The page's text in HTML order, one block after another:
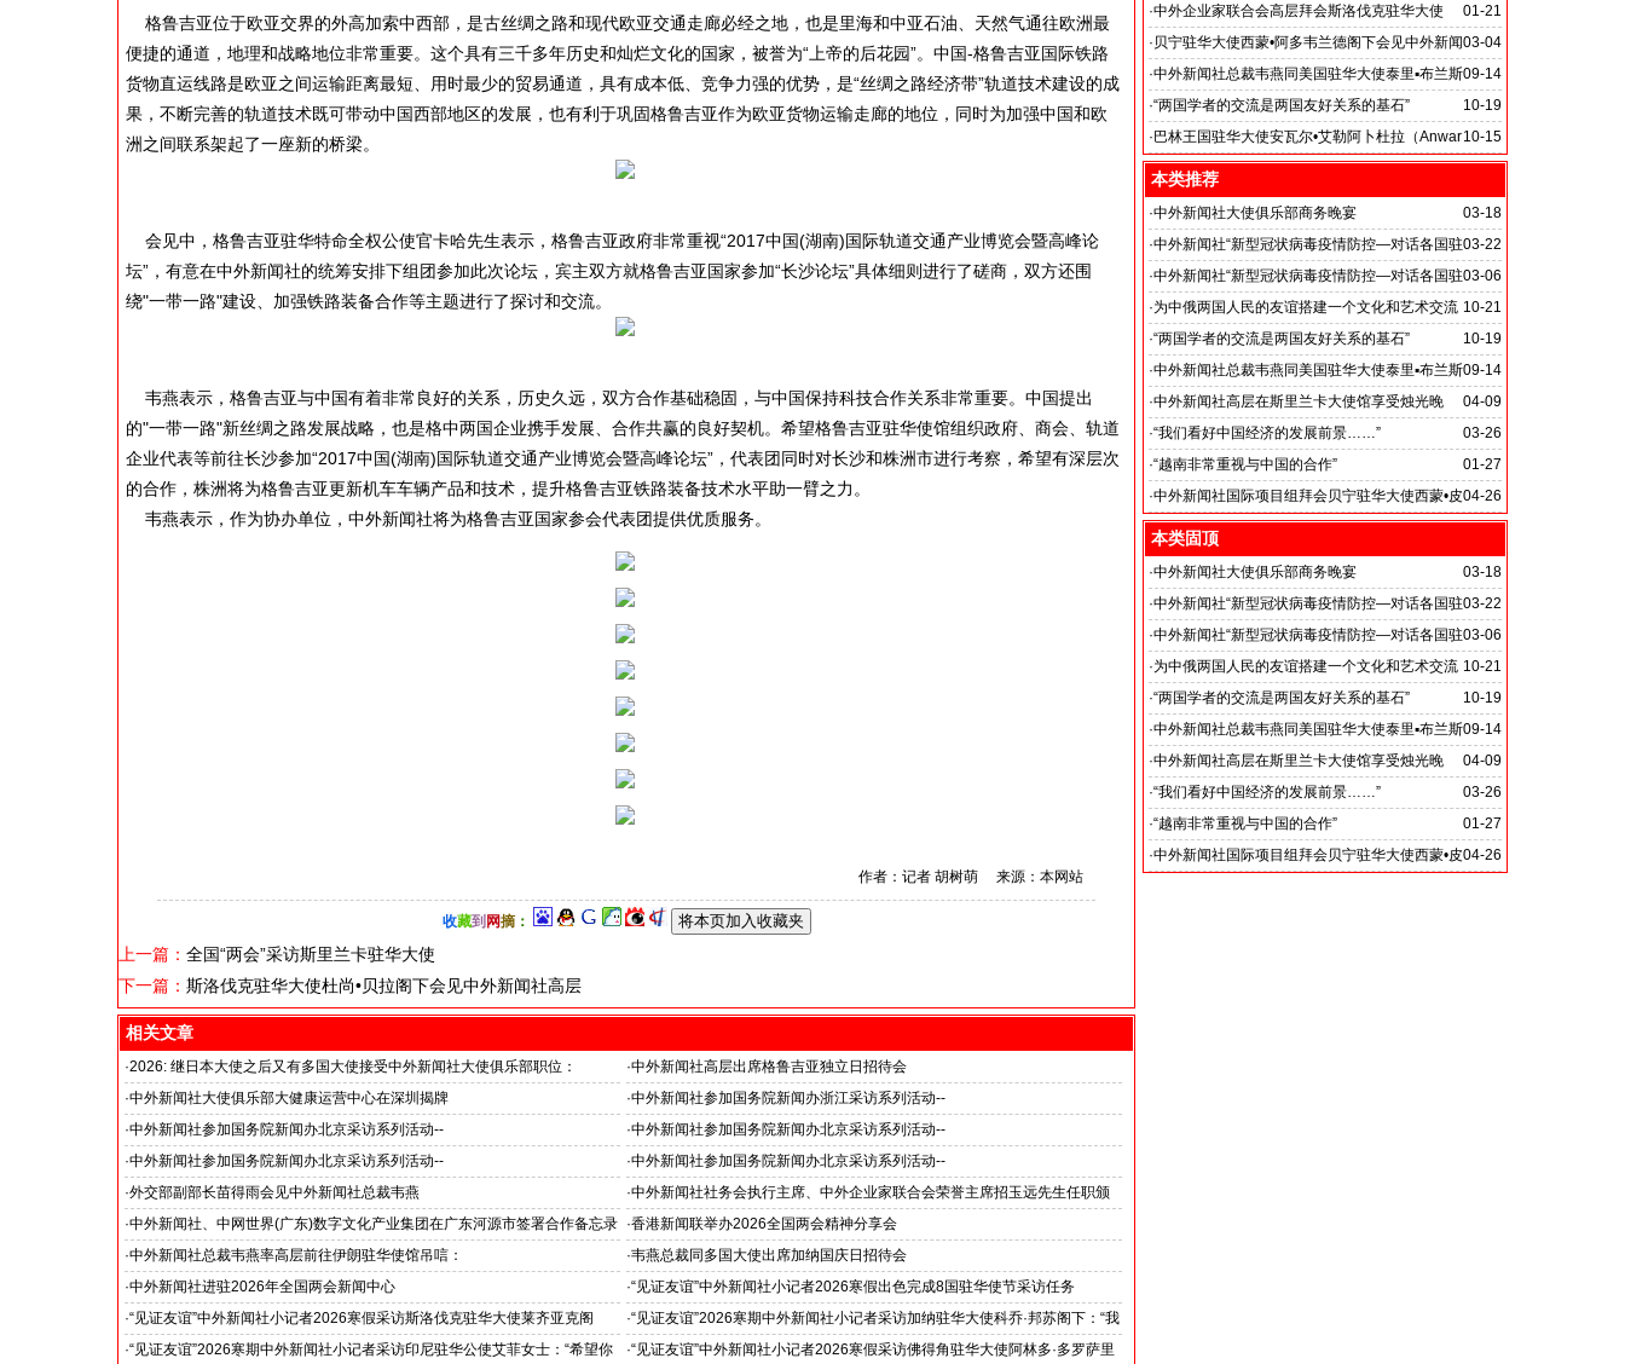
格鲁吉亚位于欧亚交界的外高加索中西部，是古丝绸之路和现代欧亚交通走廊必经之地，也是里海和中亚石油、天然气通往欧洲最
便捷的通道，地理和战略地位非常重要。这个具有三千多年历史和灿烂文化的国家，被誉为“上帝的后花园”。中国-格鲁吉亚国际铁路
货物直运线路是欧亚之间运输距离最短、用时最少的贸易通道，具有成本低、竞争力强的优势，是“丝绸之路经济带”轨道技术建设的成
果，不断完善的轨道技术既可带动中国西部地区的发展，也有利于巩固格鲁吉亚作为欧亚货物运输走廊的地位，同时为加强中国和欧
洲之间联系架起了一座新的桥梁。
会见中，格鲁吉亚驻华特命全权公使官卡哈先生表示，格鲁吉亚政府非常重视“2017中国(湖南)国际轨道交通产业博览会暨高峰论
坛”，有意在中外新闻社的统筹安排下组团参加此次论坛，宾主双方就格鲁吉亚国家参加“长沙论坛”具体细则进行了磋商，双方还围
绕"一带一路"建设、加强铁路装备合作等主题进行了探讨和交流。
韦燕表示，格鲁吉亚与中国有着非常良好的关系，历史久远，双方合作基础稳固，与中国保持科技合作关系非常重要。中国提出
的"一带一路"新丝绸之路发展战略，也是格中两国企业携手发展、合作共赢的良好契机。希望格鲁吉亚驻华使馆组织政府、商会、轨道
企业代表等前往长沙参加“2017中国(湖南)国际轨道交通产业博览会暨高峰论坛”，代表团同时对长沙和株洲市进行考察，希望有深层次
的合作，株洲将为格鲁吉亚更新机车车辆产品和技术，提升格鲁吉亚铁路装备技术水平助一臂之力。
韦燕表示，作为协办单位，中外新闻社将为格鲁吉亚国家参会代表团提供优质服务。
作者：记者 胡树萌 来源：本网站
收藏到 网摘：
上一篇： 全国“两会”采访斯里兰卡驻华大使
下一篇： 斯洛伐克驻华大使杜尚•贝拉阁下会见中外新闻社高层
相关文章
·2026: 继日本大使之后又有多国大使接受中外新闻社大使俱乐部职位：
国之交在于民相亲, 民相亲在于心相通
·中外新闻社高层出席格鲁吉亚独立日招待会
·中外新闻社大使俱乐部大健康运营中心在深圳揭牌 ·中外新闻社参加国务院新闻办浙江采访系列活动--
推动科技创新和产业创新深度融合
·中外新闻社参加国务院新闻办北京采访系列活动--
“科技创新和产业创新”中外记者见面会
·中外新闻社参加国务院新闻办北京采访系列活动--
见证科技创新和产业创新高质量发展
·中外新闻社参加国务院新闻办北京采访系列活动--
小米汽车超越国际品牌
·中外新闻社参加国务院新闻办北京采访系列活动--
北京人形机器人创新中心打造具有全球影响力的应用示范高地
·外交部副部长苗得雨会见中外新闻社总裁韦燕 ·中外新闻社社务会执行主席、中外企业家联合会荣誉主席招玉远先生任职颁
证仪式在香港举行
·中外新闻社、中网世界(广东)数字文化产业集团在广东河源市签署合作备忘录 ·香港新闻联举办2026全国两会精神分享会
·中外新闻社总裁韦燕率高层前往伊朗驻华使馆吊唁：
对哈梅内伊最高领袖遇难表示沉痛哀悼
·韦燕总裁同多国大使出席加纳国庆日招待会
·中外新闻社进驻2026年全国两会新闻中心 ·“见证友谊”中外新闻社小记者2026寒假出色完成8国驻华使节采访任务
斯洛伐克驻华大使莱齐亚克阁下为小记者们颁发“优秀小记者(优秀小小外交
官)”证书
·“见证友谊”中外新闻社小记者2026寒假采访斯洛伐克驻华大使莱齐亚克阁
下：“希望斯中两国青少年成为推动中斯关系开启新篇章”
·“见证友谊”2026寒期中外新闻社小记者采访加纳驻华大使科乔·邦苏阁下：“我
十分享受在中国的时光……”
·“见证友谊”2026寒期中外新闻社小记者采访印尼驻华公使艾菲女士：“希望你 ·“见证友谊”中外新闻社小记者2026寒假采访佛得角驻华大使阿林多·多罗萨里
餐……
01-21
·中外企业家联合会高层拜会斯洛伐克驻华大使
03-04
· 贝宁驻华大使西蒙•阿多韦兰德阁下会见中外新闻
社总编辑韦燕等
09-14
·中外新闻社总裁韦燕同美国驻华大使泰里▪布兰斯
塔德（Terry Edward Branstad）阁下友好交谈
10-19
·“两国学者的交流是两国友好关系的基石”
10-15
· 巴林王国驻华大使安瓦尔•艾勒阿卜杜拉（Anwar
Al-Abdulla）会见中外新闻社高层
本类推荐
03-18
·中外新闻社大使俱乐部商务晚宴
古巴驻华大使白诗德阁下访问中国国际期货股份有限公
司
03-22
·中外新闻社“新型冠状病毒疫情防控—对话各国驻
华大使”
贝宁共和国驻华大使西蒙阁下: 我亲眼所见--中国是世界
上最伟大的国家
03-06
·中外新闻社“新型冠状病毒疫情防控—对话各国驻
华大使”
塞尔维亚驻华大使巴切维奇阁下: 我们将与中国兄弟患
难与共
10-21
·为中俄两国人民的友谊搭建一个文化和艺术交流
的平台
10-19
·“两国学者的交流是两国友好关系的基石”
09-14
·中外新闻社总裁韦燕同美国驻华大使泰里▪布兰斯
塔德（Terry Edward Branstad）阁下友好交谈
04-09
·中外新闻社高层在斯里兰卡大使馆享受烛光晚
餐……
03-26
·“我们看好中国经济的发展前景……”
01-27
·“越南非常重视与中国的合作”
04-26
·中外新闻社国际项目组拜会贝宁驻华大使西蒙•皮
埃尔•阿多韦兰德阁下
本类固顶
03-18
·中外新闻社大使俱乐部商务晚宴
古巴驻华大使白诗德阁下访问中国国际期货股份有限公
司
03-22
·中外新闻社“新型冠状病毒疫情防控—对话各国驻
华大使”
贝宁共和国驻华大使西蒙阁下: 我亲眼所见--中国是世界
上最伟大的国家
03-06
·中外新闻社“新型冠状病毒疫情防控—对话各国驻
华大使”
塞尔维亚驻华大使巴切维奇阁下: 我们将与中国兄弟患
难与共
10-21
·为中俄两国人民的友谊搭建一个文化和艺术交流
的平台
10-19
·“两国学者的交流是两国友好关系的基石”
09-14
·中外新闻社总裁韦燕同美国驻华大使泰里▪布兰斯
塔德（Terry Edward Branstad）阁下友好交谈
04-09
·中外新闻社高层在斯里兰卡大使馆享受烛光晚
餐……
03-26
·“我们看好中国经济的发展前景……”
01-27
·“越南非常重视与中国的合作”
04-26
·中外新闻社国际项目组拜会贝宁驻华大使西蒙•皮